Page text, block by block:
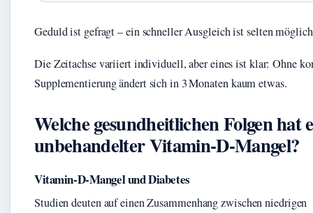
Geduld ist gefragt – ein schneller Ausgleich ist selten
Die Zeitachse variiert individuell, aber eines ist klar: Ohne
Supplementierung ändert sich in 3 Monaten kaum etwas.
Welche gesundheitlichen Folgen hat
unbehandelter Vitamin‑D‑Mangel?
Vitamin‑D‑Mangel und Diabetes
Studien deuten auf einen Zusammenhang zwischen niedrigen